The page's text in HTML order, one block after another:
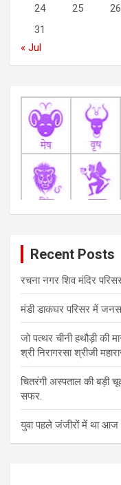
24 25 26
31
« Jul
Recent Posts
रचना नगर शिव मंदिर
मंडी डाकघर परिसर में
जो पत्थर चीनी हथौड़ी की
श्री निरागरसा श्रीजी
चितरंगी अस्पताल की बड़ी
सफर.
युवा पहले जंजीरों में था आज